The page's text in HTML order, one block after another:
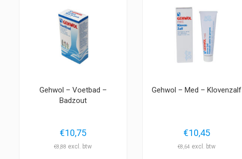
Gehwol – Voetbad –
Badzout
€10,75
€8,88
Gehwol – Med – Klovenzalf
€10,45
€8,64